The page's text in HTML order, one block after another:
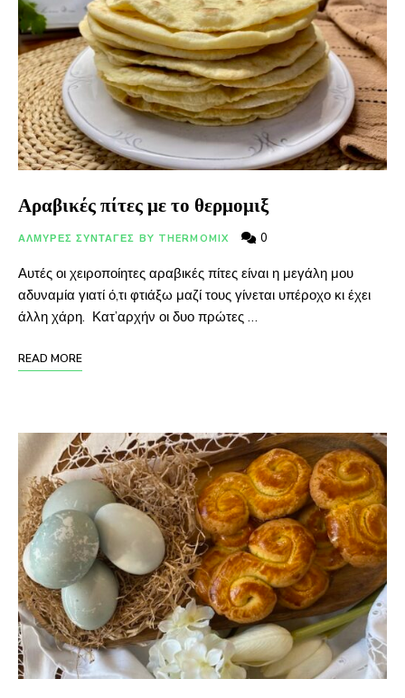
Αραβικές πίτες με το θερμομιξ
ΑΛΜΥΡΕΣ ΣΥΝΤΑΓΕΣ BY THERMOMIX 0
Αυτές οι χειροποίητες αραβικές πίτες είναι η μεγάλη μου
αδυναμία γιατί ό,τι φτιάξω μαζί τους γίνεται υπέροχο κι έχει
άλλη χάρη. Κατ’αρχήν οι δυο πρώτες …
READ MORE